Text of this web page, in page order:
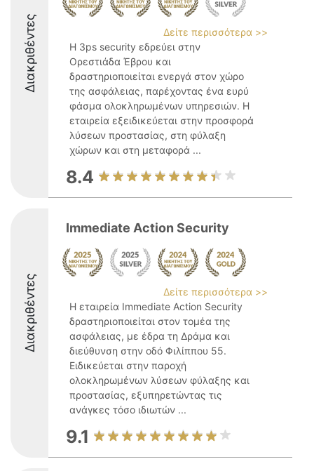
Διακριθέντες
Δείτε περισσότερα >>
Η 3ps security εδρεύει στην
Ορεστιάδα Έβρου και
δραστηριοποιείται ενεργά στον χώρο
της ασφάλειας, παρέχοντας ένα ευρύ
φάσμα ολοκληρωμένων υπηρεσιών. Η
εταιρεία εξειδικεύεται στην προσφορά
λύσεων προστασίας, στη φύλαξη
χώρων και στη μεταφορά ...
8.4
Διακριθέντες
Immediate Action Security
Δείτε περισσότερα >>
Η εταιρεία Immediate Action Security
δραστηριοποιείται στον τομέα της
ασφάλειας, με έδρα τη Δράμα και
διεύθυνση στην οδό Φιλίππου 55.
Ειδικεύεται στην παροχή
ολοκληρωμένων λύσεων φύλαξης και
προστασίας, εξυπηρετώντας τις
ανάγκες τόσο ιδιωτών ...
9.1